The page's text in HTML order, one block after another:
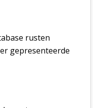
rusten
gepresenteerde